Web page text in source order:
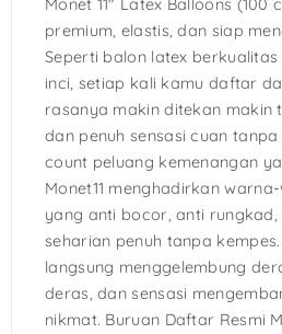
premium, elastis, dan siap
Seperti balon latex berkualitas
inci, setiap kali kamu daftar
rasanya makin ditekan makin
dan penuh sensasi cuan
count peluang kemenangan
Monet11 menghadirkan
yang anti bocor, anti
seharian penuh tanpa
langsung menggelembung
deras, dan sensasi
nikmat. Buruan Daftar Resmi